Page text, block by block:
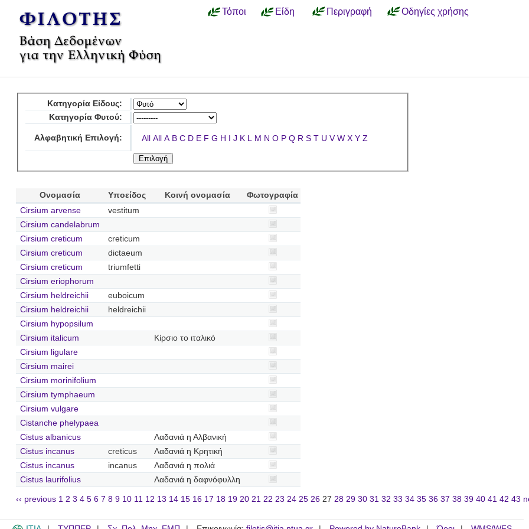
Τόποι Είδη Περιγραφή Οδηγίες χρήσης
Κατηγορία Είδους:
Κατηγορία Φυτού:
Αλφαβητική Επιλογή: All All A B C D E F G H I J K L M N O P Q R S T U V W X Y Z
Ονομασία Υποείδος Κοινή ονομασία
Φωτογραφία
Cirsium arvense
vestitum
Cirsium candelabrum
Cirsium creticum
creticum
Cirsium creticum
dictaeum
Cirsium creticum
triumfetti
Cirsium eriophorum
Cirsium heldreichii
euboicum
Cirsium heldreichii
heldreichii
Cirsium hypopsilum
Cirsium italicum
Κίρσιο το ιταλικό
Cirsium ligulare
Cirsium mairei
Cirsium morinifolium
Cirsium tymphaeum
Cirsium vulgare
Cistanche phelypaea
Cistus albanicus
Λαδανιά η Αλβανική
Cistus incanus
creticus
Λαδανιά η Κρητική
Cistus incanus
incanus
Λαδανιά η πολιά
Cistus laurifolius
Λαδανιά η δαφνόφυλλη
‹‹ previous 1 2 3 4 5 6 7 8 9 10 11 12 13 14 15 16 17 18 19 20 21 22 23 24 25 26 27 28 29 30 31 32 33 34 35 36 37 38 39 40 41 42 43